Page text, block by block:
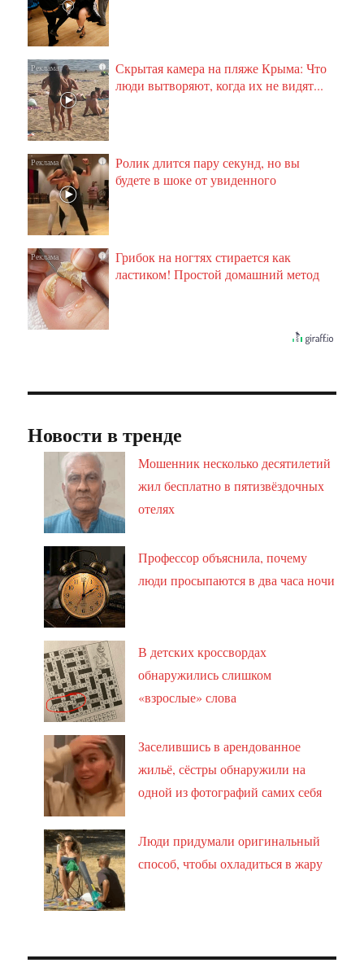
i
Скрытая камера на пляже Крыма: Что
люди вытворяют, когда их не видят...
i
Ролик длится пару секунд, но вы
будете в шоке от увиденного
i
Грибок на ногтях стирается как
ластиком! Простой домашний метод
Новости в тренде
Мошенник несколько десятилетий
жил бесплатно в пятизвёздочных
отелях
Профессор объяснила, почему
люди просыпаются в два часа ночи
В детских кроссвордах
обнаружились слишком
«взрослые» слова
Заселившись в арендованное
жильё, сёстры обнаружили на
одной из фотографий самих себя
Люди придумали оригинальный
способ, чтобы охладиться в жару